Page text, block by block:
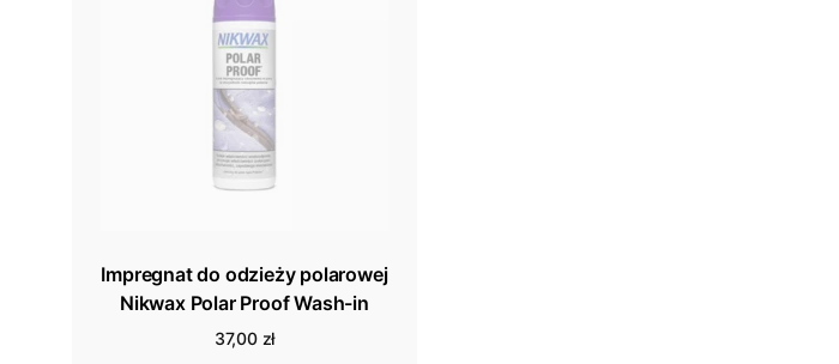
Impregnat do odzieży polarowej
Nikwax Polar Proof Wash-in
37,00 zł